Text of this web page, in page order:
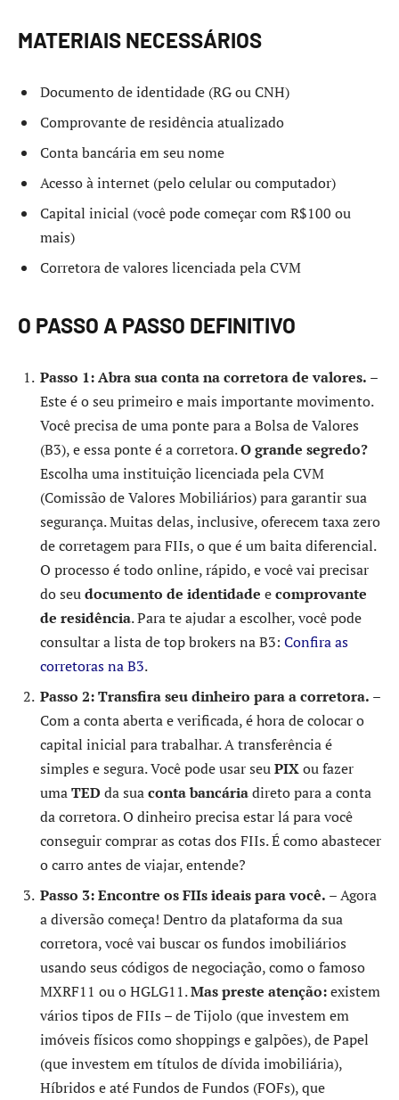
MATERIAIS NECESSÁRIOS
Documento de identidade (RG ou CNH)
Comprovante de residência atualizado
Conta bancária em seu nome
Acesso à internet (pelo celular ou computador)
Capital inicial (você pode começar com R$100 ou
mais)
Corretora de valores licenciada pela CVM
O PASSO A PASSO DEFINITIVO
Passo 1: Abra sua conta na corretora de valores. –
Este é o seu primeiro e mais importante movimento.
Você precisa de uma ponte para a Bolsa de Valores
(B3), e essa ponte é a corretora.O grande segredo?
Escolha uma instituição licenciada pela CVM
(Comissão de Valores Mobiliários) para garantir sua
segurança. Muitas delas, inclusive, oferecem taxa zero
de corretagem para FIIs, o que é um baita diferencial.
O processo é todo online, rápido, e você vai precisar
do seudocumento de identidade ecomprovante
de residência. Para te ajudar a escolher, você pode
consultar a lista de top brokers na B3: Confira as
corretoras na B3.
Passo 2: Transfira seu dinheiro para a corretora. –
Com a conta aberta e verificada, é hora de colocar o
capital inicial para trabalhar. A transferência é
simples e segura. Você pode usar seuPIXou fazer
umaTEDda suaconta bancáriadireto para a conta
da corretora. O dinheiro precisa estar lá para você
conseguir comprar as cotas dos FIIs. É como abastecer
o carro antes de viajar, entende?
Passo 3: Encontre os FIIs ideais para você. – Agora
a diversão começa! Dentro da plataforma da sua
corretora, você vai buscar os fundos imobiliários
usando seus códigos de negociação, como o famoso
MXRF11 ou o HGLG11.Mas preste atenção:existem
vários tipos de FIIs – de Tijolo (que investem em
imóveis físicos como shoppings e galpões), de Papel
(que investem em títulos de dívida imobiliária),
Híbridos e até Fundos de Fundos (FOFs), que